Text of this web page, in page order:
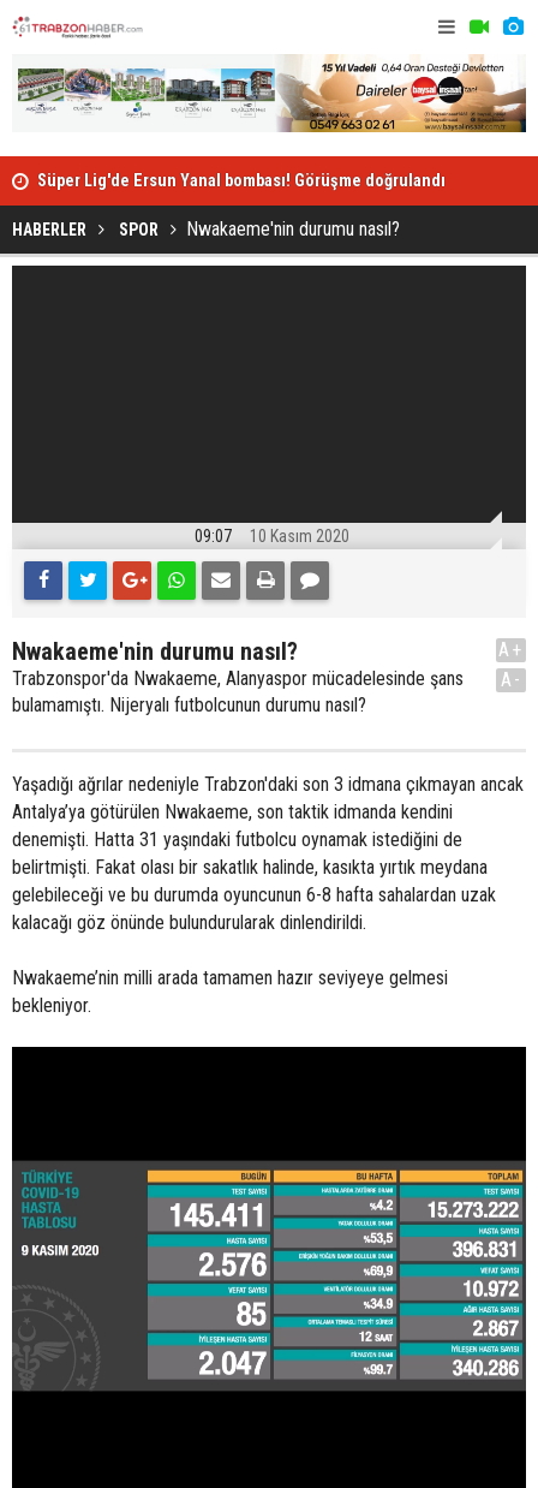
Süper Lig'de Ersun Yanal bombası! Görüşme doğrulandı
HABERLER SPOR Nwakaeme'nin durumu nasıl?
09:07 10 Kasım 2020
Nwakaeme'nin durumu nasıl?
Trabzonspor'da Nwakaeme, Alanyaspor mücadelesinde şans
bulamamıştı. Nijeryalı futbolcunun durumu nasıl?
A+
A-
Yaşadığı ağrılar nedeniyle Trabzon'daki son 3 idmana çıkmayan ancak
Antalya’ya götürülen Nwakaeme, son taktik idmanda kendini
denemişti. Hatta 31 yaşındaki futbolcu oynamak istediğini de
belirtmişti. Fakat olası bir sakatlık halinde, kasıkta yırtık meydana
gelebileceği ve bu durumda oyuncunun 6-8 hafta sahalardan uzak
kalacağı göz önünde bulundurularak dinlendirildi.
Nwakaeme’nin milli arada tamamen hazır seviyeye gelmesi
bekleniyor.